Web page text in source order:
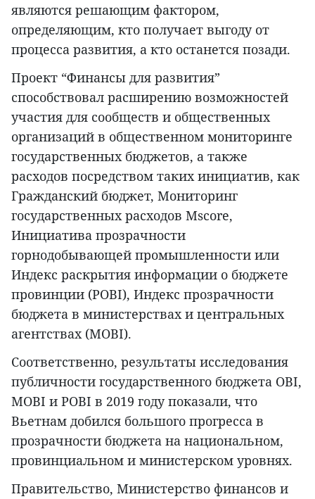
являются решающим фактором,
определяющим, кто получает выгоду от
процесса развития, а кто останется позади.
Проект “Финансы для развития”
способствовал расширению возможностей
участия для сообществ и общественных
организаций в общественном мониторинге
государственных бюджетов, а также
расходов посредством таких инициатив, как
Гражданский бюджет, Мониторинг
государственных расходов Mscore,
Инициатива прозрачности
горнодобывающей промышленности или
Индекс раскрытия информации о бюджете
провинции (POBI), Индекс прозрачности
бюджета в министерствах и центральных
агентствах (МOBI).
Соответственно, результаты исследования
публичности государственного бюджета OBI,
MOBI и POBI в 2019 году показали, что
Вьетнам добился большого прогресса в
прозрачности бюджета на национальном,
провинциальном и министерском уровнях.
Правительство, Министерство финансов и